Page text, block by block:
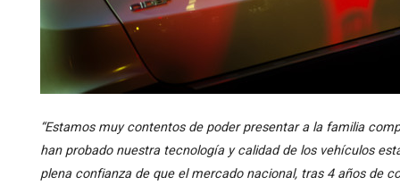
“Estamos muy contentos de poder presentar a la familia
han probado nuestra tecnología y calidad de los vehículos
plena confianza de que el mercado nacional, tras 4 años de